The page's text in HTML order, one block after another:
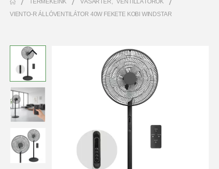
TERMÉKEINK VÁSÁRTÉR,
VENTILLÁTOROK
VIENTO-R ÁLLÓVENTILÁTOR 40W FEKETE KOBI WINDSTAR